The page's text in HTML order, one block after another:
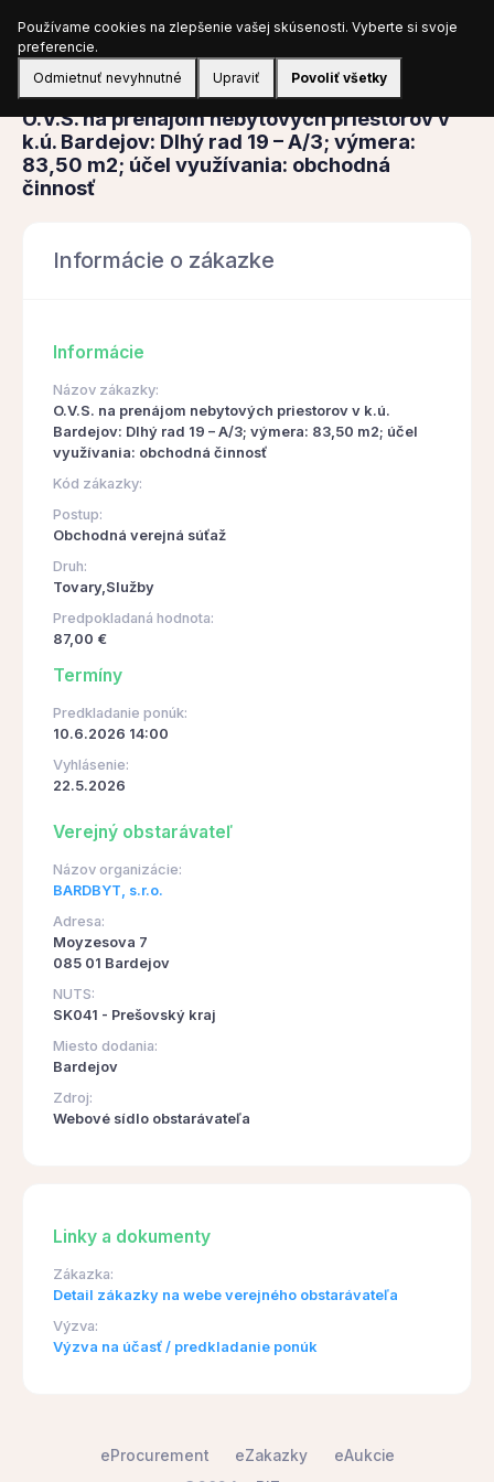
Prihlásiť sa
Obstarávanie
O.V.S. na prenájom nebytových priestorov v
k.ú. Bardejov: Dlhý rad 19 – A/3; výmera:
83,50 m2; účel využívania: obchodná
činnosť
Informácie o zákazke
Informácie
Názov zákazky:
O.V.S. na prenájom nebytových priestorov v k.ú.
Bardejov: Dlhý rad 19 – A/3; výmera: 83,50 m2; účel
využívania: obchodná činnosť
Kód zákazky:
Postup:
Obchodná verejná súťaž
Druh:
Tovary,Služby
Predpokladaná hodnota:
87,00 €
Termíny
Predkladanie ponúk:
10.6.2026 14:00
Vyhlásenie:
22.5.2026
Verejný obstarávateľ
Názov organizácie:
BARDBYT, s.r.o.
Adresa:
Moyzesova 7
085 01 Bardejov
NUTS:
SK041 - Prešovský kraj
Miesto dodania:
Bardejov
Zdroj:
Webové sídlo obstarávateľa
Linky a dokumenty
Zákazka:
Detail zákazky na webe verejného obstarávateľa
Výzva:
Výzva na účasť / predkladanie ponúk
eProcurement eZakazky eAukcie
Používame cookies na zlepšenie vašej skúsenosti. Vyberte si svoje
preferencie.
Odmietnuť nevyhnutné
Upraviť Povoliť všetky